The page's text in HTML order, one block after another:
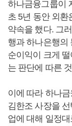
하나금융그룹이
초 5년 동안 외환
약속을 했다. 그
행과 하나은행의
순이익이 크게
는 판단에 따른
이에 따라 하나
김한조 사장을
업에 대해 일정